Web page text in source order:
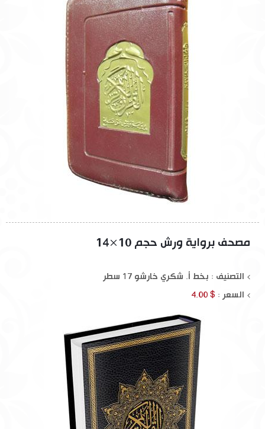
مصحف برواية ورش حجم 10×14
التصنيف : بخط أ. شكري خارشو 17 سطر
السعر : $ 4.00